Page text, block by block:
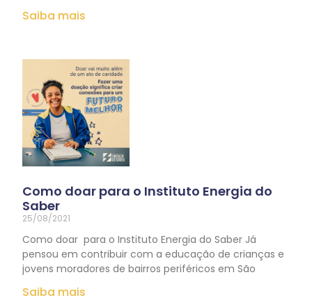
Saiba mais
Como doar para o Instituto Energia do
Saber
25/08/2021
Como doar para o Instituto Energia do Saber Já
pensou em contribuir com a educação de crianças e
jovens moradores de bairros periféricos em São
Saiba mais